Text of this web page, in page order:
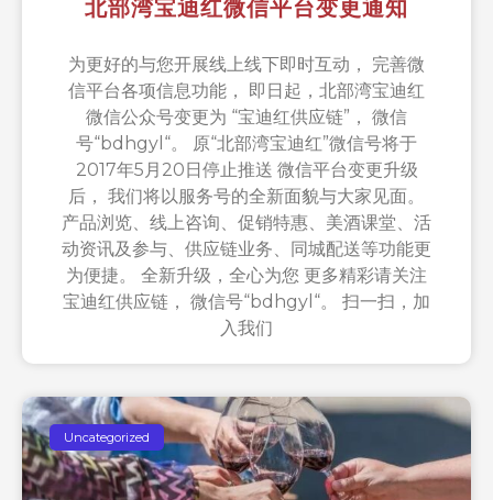
北部湾宝迪红微信平台变更通知
为更好的与您开展线上线下即时互动， 完善微
信平台各项信息功能， 即日起，北部湾宝迪红
微信公众号变更为 “宝迪红供应链”， 微信
号“bdhgyl“。 原“北部湾宝迪红”微信号将于
2017年5月20日停止推送 微信平台变更升级
后， 我们将以服务号的全新面貌与大家见面。
产品浏览、线上咨询、促销特惠、美酒课堂、活
动资讯及参与、供应链业务、同城配送等功能更
为便捷。 全新升级，全心为您 更多精彩请关注
宝迪红供应链， 微信号“bdhgyl“。 扫一扫，加
入我们
Uncategorized